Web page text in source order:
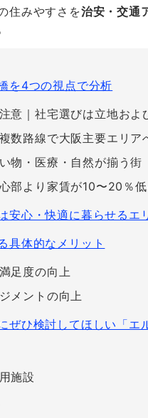
住みやすさを治安・交通
を4つの視点で分析
意｜社宅選びは立地お
数路線で大阪主要エリア
物・医療・自然が揃う街
部より家賃が10〜20％
安心・快適に暮らせるエ
具体的なメリット
足度の向上
メントの向上
ぜひ検討してほしい「エ
施設